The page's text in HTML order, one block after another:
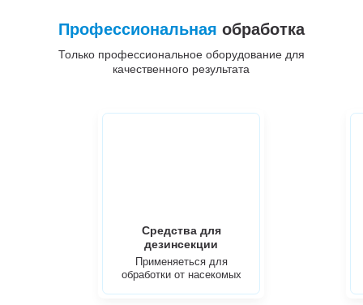
Профессиональная обработка
Только профессиональное оборудование для
качественного результата
Средства для
дезинсекции
Применяеться для
обработки от насекомых